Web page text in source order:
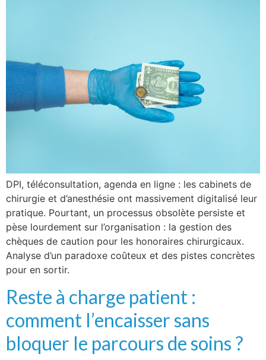
DPI, téléconsultation, agenda en ligne : les cabinets de
chirurgie et d’anesthésie ont massivement digitalisé leur
pratique. Pourtant, un processus obsolète persiste et
pèse lourdement sur l’organisation : la gestion des
chèques de caution pour les honoraires chirurgicaux.
Analyse d’un paradoxe coûteux et des pistes concrètes
pour en sortir.
Reste à charge patient :
comment l’encaisser sans
bloquer le parcours de soins ?